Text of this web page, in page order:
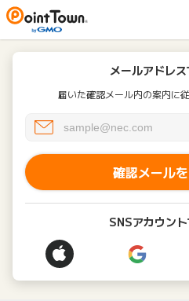
メールアドレ
届いた確認メール内の案内に
確認メール
SNSアカウン